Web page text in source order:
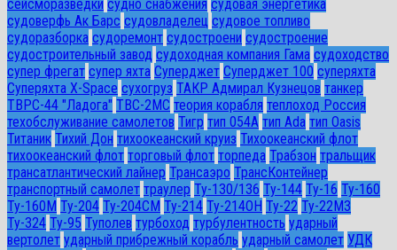
сейсморазведки судно снабжения судовая энергетика
судоверфь Ак Барс судовладелец судовое топливо
судоразборка судоремонт судостроени судостроение
судостроительный завод судоходная компания Гама судоходство
супер фрегат супер яхта Суперджет Суперджет 100 суперяхта
Суперяхта X-Space сухогруз ТАКР Адмирал Кузнецов танкер
ТВРС-44 "Ладога" ТВС-2МС теория корабля теплоход Россия
техобслуживание самолетов Тигр тип 054А тип Ada тип Oasis
Титаник Тихий Дон тихоокеанский круиз Тихоокеанский флот
тихоокеанский флот торговый флот торпеда Трабзон тральщик
трансатлантический лайнер Трансаэро ТрансКонтейнер
транспортный самолет траулер Ту-130/136 Ту-144 Ту-16 Ту-160
Ту-160М Ту-204 Ту-204СМ Ту-214 Ту-214ОН Ту-22 Ту-22М3
Ту-324 Ту-95 Туполев турбоход турбулентность ударный
вертолет ударный прибрежный корабль ударный самолет УДК